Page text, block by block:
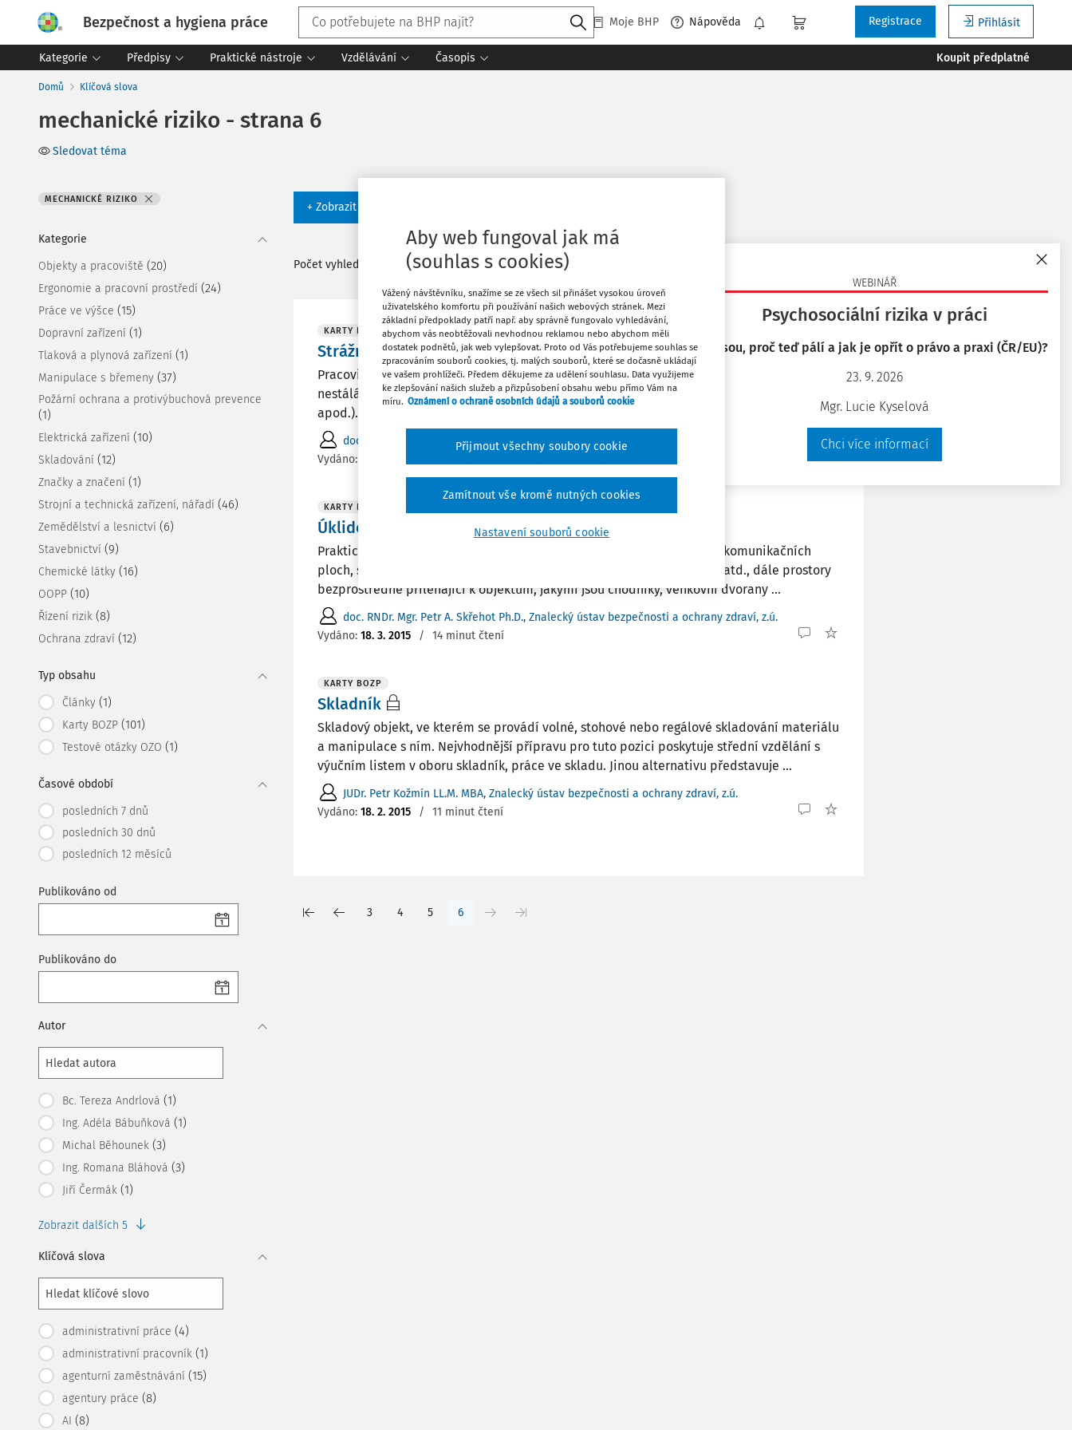
Bezpečnost a hygiena práce Moje BHP Nápověda Přihlásit
Registrace
Kategorie Předpisy Praktické nástroje Vzdělávání Časopis Koupit předplatné
WEBINÁŘ
Psychosociální rizika v práci
Co jsou, proč teď pálí a jak je opřít o právo a praxi (ČR/EU)?
23. 9. 2026
Mgr. Lucie Kyselová
Chci více informací
Domů Klíčová slova
mechanické riziko - strana 6
Sledovat téma
MECHANICKÉ RIZIKO
Kategorie
Objekty a pracoviště (20)
Ergonomie a pracovní prostředí (24)
Práce ve výšce (15)
Dopravní zařízení (1)
Tlaková a plynová zařízení (1)
Manipulace s břemeny (37)
Požární ochrana a protivýbuchová prevence
(1)
Elektrická zařízení (10)
Skladování (12)
Značky a značení (1)
Strojní a technická zařízení, nářadí (46)
Zemědělství a lesnictví (6)
Stavebnictví (9)
Chemické látky (16)
OOPP (10)
Řízení rizik (8)
Ochrana zdraví (12)
Typ obsahu
Články (1)
Karty BOZP (101)
Testové otázky OZO (1)
Časové období
posledních 7 dnů
posledních 30 dnů
posledních 12 měsíců
Publikováno od
Publikováno do
Autor
Bc. Tereza Andrlová (1)
Ing. Adéla Bábuňková (1)
Michal Běhounek (3)
Ing. Romana Bláhová (3)
Jiří Čermák (1)
Zobrazit dalších 5
Klíčová slova
administrativní práce (4)
administrativní pracovník (1)
agenturní zaměstnávání (15)
agentury práce (8)
AI (8)
+ Zobrazit předchozích 20
Počet vyhledaných dokumentů: 103
KARTY BOZP
Strážný
Pracoviště mohou být stálá uvnitř objektů (recepce, vrátnice, dohledová centra), tak i
nestálá spojená s pochůzkovou činností (nákupní centra, banky, hotely, noční kluby
apod.). Totéž platí pro venkovní prostranství (parkoviště, sportoviště, areály ...
doc. RNDr. Mgr. Petr A. Skřehot Ph.D.,Znalecký ústav bezpečnosti a ochrany zdraví, z.ú.
Vydáno:
KARTY BOZP
Úklidový pracovník
Prakticky všechny vnitřní prostory objektů, včetně sociálních zařízení, komunikačních
ploch, schodišť, kabin výtahů, skladovacích prostor, garáží, laboratoří atd., dále prostory
bezprostředně přiléhající k objektům, jakými jsou chodníky, venkovní dvorany ...
doc. RNDr. Mgr. Petr A. Skřehot Ph.D., Znalecký ústav bezpečnosti a ochrany zdraví, z.ú.
Vydáno: 18. 3. 2015 / 14 minut čtení
KARTY BOZP
Skladník
Skladový objekt, ve kterém se provádí volné, stohové nebo regálové skladování materiálu
a manipulace s ním. Nejvhodnější přípravu pro tuto pozici poskytuje střední vzdělání s
výučním listem v oboru skladník, práce ve skladu. Jinou alternativu představuje ...
JUDr. Petr Kožmín LL.M. MBA, Znalecký ústav bezpečnosti a ochrany zdraví, z.ú.
Vydáno: 18. 2. 2015 / 11 minut čtení
3 4 5 6
Aby web fungoval jak má
(souhlas s cookies)
Vážený návštěvníku, snažíme se ze všech sil přinášet vysokou úroveň
uživatelského komfortu při používání našich webových stránek. Mezi
základní předpoklady patří např. aby správně fungovalo vyhledávání,
abychom vás neobtěžovali nevhodnou reklamou nebo abychom měli
dostatek podnětů, jak web vylepšovat. Proto od Vás potřebujeme souhlas se
zpracováním souborů cookies, tj. malých souborů, které se dočasně ukládají
ve vašem prohlížeči. Předem děkujeme za udělení souhlasu. Data využijeme
ke zlepšování našich služeb a přizpůsobení obsahu webu přímo Vám na
míru. Oznámení o ochraně osobních údajů a souborů cookie
Nastavení souborů cookie
Zamítnout vše kromě nutných cookies
Přijmout všechny soubory cookie